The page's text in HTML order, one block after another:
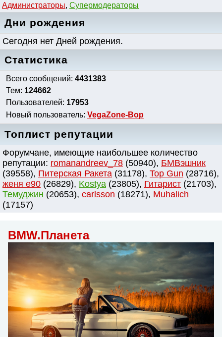
Администраторы, Супермодераторы
Дни рождения
Сегодня нет Дней рождения.
Статистика
Всего сообщений: 4431383
Тем: 124662
Пользователей: 17953
Новый пользователь: VegaZone-Bop
Топлист репутации
Форумчане, имеющие наибольшее количество
репутации: romanandreev_78 (50940), БМВэшник
(39558), Питерская Ракета (31178), Top Gun (28716),
женя e90 (26829), Kostya (23805), Гитарист (21703),
Темуджин (20653), сarlsson (18271), Muhalich
(17157)
BMW.Планета